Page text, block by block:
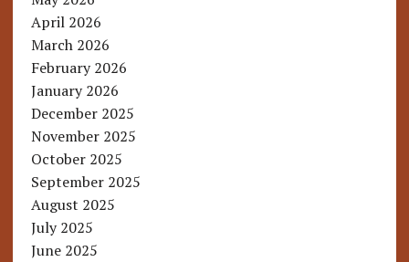
April 2026
March 2026
February 2026
January 2026
December 2025
November 2025
October 2025
September 2025
August 2025
July 2025
June 2025